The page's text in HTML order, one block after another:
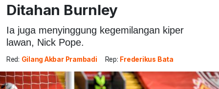
Ditahan Burnley
Ia juga menyinggung kegemilangan kiper
lawan, Nick Pope.
Red: Gilang Akbar Prambadi Rep: Frederikus Bata